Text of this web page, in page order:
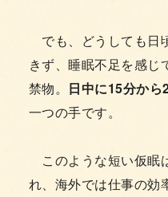
でも、どうしても日
きず、睡眠不足を感じ
禁物。 日中に15分か
一つの手です。
このような短い仮眠
れ、海外では仕事の効